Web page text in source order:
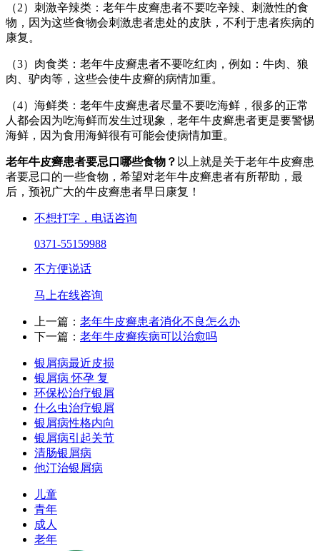
（2）刺激辛辣类：老年牛皮癣患者不要吃辛辣、刺激性的食
物，因为这些食物会刺激患者患处的皮肤，不利于患者疾病的
康复。
（3）肉食类：老年牛皮癣患者不要吃红肉，例如：牛肉、狼
肉、驴肉等，这些会使牛皮癣的病情加重。
（4）海鲜类：老年牛皮癣患者尽量不要吃海鲜，很多的正常
人都会因为吃海鲜而发生过现象，老年牛皮癣患者更是要警惕
海鲜，因为食用海鲜很有可能会使病情加重。
老年牛皮癣患者要忌口哪些食物？ 以上就是关于老年牛皮癣患
者要忌口的一些食物，希望对老年牛皮癣患者有所帮助，最
后，预祝广大的牛皮癣患者早日康复！
不想打字，电话咨询
0371-55159988
不方便说话
马上在线咨询
上一篇： 老年牛皮癣患者消化不良怎么办
下一篇： 老年牛皮癣疾病可以治愈吗
银屑病最近皮损
银屑病 怀孕 复
环保松治疗银屑
什么虫治疗银屑
银屑病性格内向
银屑病引起关节
清肠银屑病
他汀治银屑病
儿童
青年
成人
老年